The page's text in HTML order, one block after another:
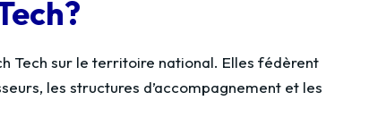
Tech sur le territoire national. Elles fédèrent
les structures d’accompagnement et les